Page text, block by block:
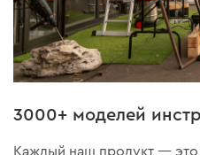
3000+ моделей
Каждый наш продукт — это